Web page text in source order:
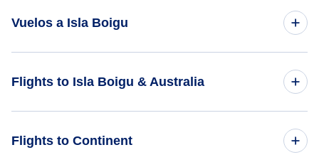
Vuelos a Isla Boigu
Vuelos de Banjarmasin a Isla Boigu - BDJ a GIC
Flights to Isla Boigu & Australia
Flights to Continent